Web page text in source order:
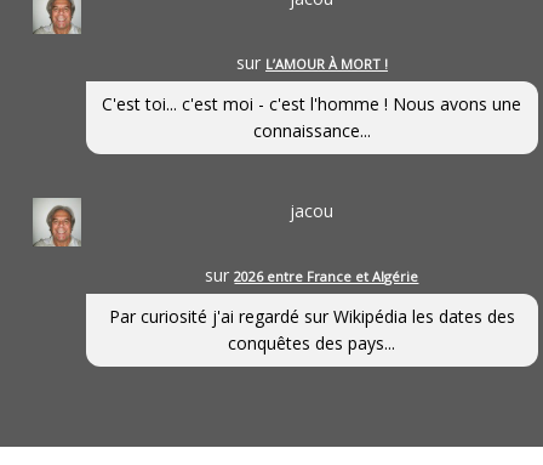
sur L’AMOUR À MORT !
C'est toi... c'est moi - c'est l'homme ! Nous avons une
connaissance...
jacou
sur2026 entre France et Algérie
Par curiosité j'ai regardé sur Wikipédia les dates des
conquêtes des pays...